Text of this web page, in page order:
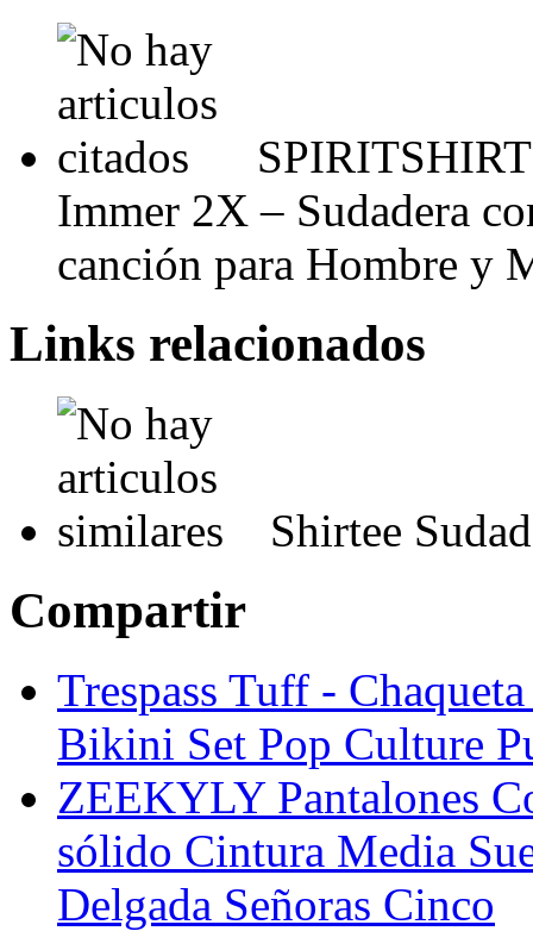
Immer 2X – Sudadera
canción para Hombre y
Links relacionados
Shirtee
Compartir
Trespass Tuff -
Bikini Set Pop Culture
ZEEKYLY Pantalones
sólido Cintura Media
Delgada Señoras Cinco